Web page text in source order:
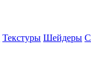
Текстуры Шейдеры